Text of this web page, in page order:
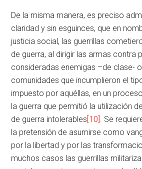
De la misma manera, es preciso
claridad y sin esguinces, que en
justicia social, las guerrillas
de guerra, al dirigir las armas contra
consideradas enemigas –de clase-
comunidades que incumplieron el
impuesto por aquéllas, en un
la guerra que permitió la utilización
de guerra intolerables [10] . Se
la pretensión de asumirse como
por la libertad y por las
muchos casos las guerrillas